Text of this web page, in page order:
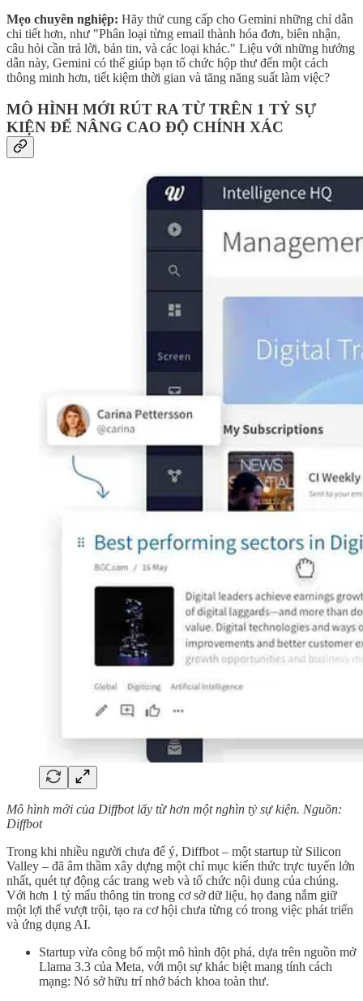
Mẹo chuyên nghiệp: Hãy thử cung cấp cho Gemini những chỉ dẫn
chi tiết hơn, như "Phân loại từng email thành hóa đơn, biên nhận,
câu hỏi cần trả lời, bản tin, và các loại khác." Liệu với những hướng
dẫn này, Gemini có thể giúp bạn tổ chức hộp thư đến một cách
thông minh hơn, tiết kiệm thời gian và tăng năng suất làm việc?
MÔ HÌNH MỚI RÚT RA TỪ TRÊN 1 TỶ SỰ
KIỆN ĐỂ NÂNG CAO ĐỘ CHÍNH XÁC
Mô hình mới của Diffbot lấy từ hơn một nghìn tỷ sự kiện. Nguồn:
Diffbot
Trong khi nhiều người chưa để ý, Diffbot – một startup từ Silicon
Valley – đã âm thầm xây dựng một chỉ mục kiến thức trực tuyến lớn
nhất, quét tự động các trang web và tổ chức nội dung của chúng.
Với hơn 1 tỷ mẩu thông tin trong cơ sở dữ liệu, họ đang nắm giữ
một lợi thế vượt trội, tạo ra cơ hội chưa từng có trong việc phát triển
và ứng dụng AI.
Startup vừa công bố một mô hình đột phá, dựa trên nguồn mở
Llama 3.3 của Meta, với một sự khác biệt mang tính cách
mạng: Nó sở hữu trí nhớ bách khoa toàn thư.